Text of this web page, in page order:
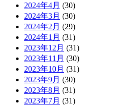
2024年4月 (30)
2024年3月 (30)
2024年2月 (29)
2024年1月 (31)
2023年12月 (31)
2023年11月 (30)
2023年10月 (31)
2023年9月 (30)
2023年8月 (31)
2023年7月 (31)